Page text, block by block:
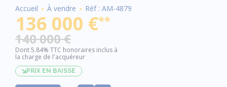
Fil
d'Ariane
Accueil À vendre Réf : AM-4879
136 000 €**
140 000 €
Dont 5.84% TTC honoraires inclus à
la charge de l'acquéreur
PRIX EN BAISSE